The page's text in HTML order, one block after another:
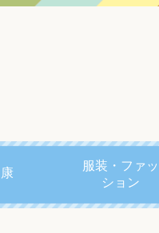
服装・ファッ
ション